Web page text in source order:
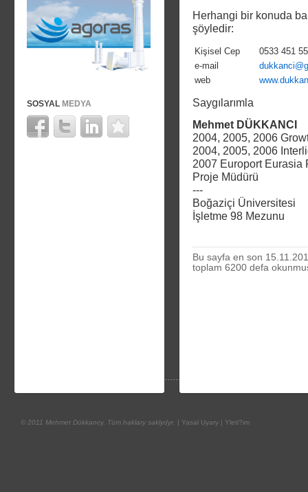
SOSYAL MEDYA
Herhangi bir konuda
şöyledir:
Kişisel Cep
0533 451
e-mail
web
Saygılarımla
Mehmet DÜKKANCI
2004, 2005, 2006
2004, 2005, 2006
2007 Europort Eurasia
Proje Müdürü
---
Boğaziçi Üniversitesi
İşletme 98 Mezunu
Bu sayfa en son
toplam 6200 defa
© 2011 Mehmet Dükkancy. Tüm haklary saklydyr. | Yasal Uyary | Yleti?im